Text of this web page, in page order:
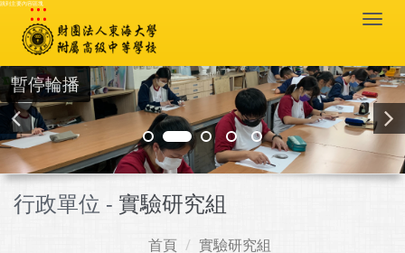
跳到主要內容區塊
:::
暫停輪播
行政單位 - 實驗研究組
首頁 實驗研究組